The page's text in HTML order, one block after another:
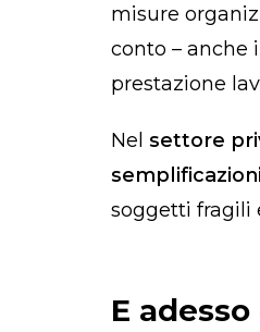
misure
conto – anche
prestazione
Nel settore
semplificazioni
soggetti fragili
E